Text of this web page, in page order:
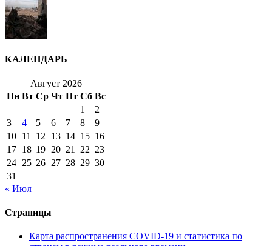
КАЛЕНДАРЬ
Август 2026
Пн Вт Ср Чт Пт Сб Вс
1
2
3
4 5 6 7 8
9
10 11 12 13 14 15 16
17 18 19 20 21 22 23
24 25 26 27 28 29 30
31
« Июл
Страницы
Карта распространения COVID-19 и статистика по